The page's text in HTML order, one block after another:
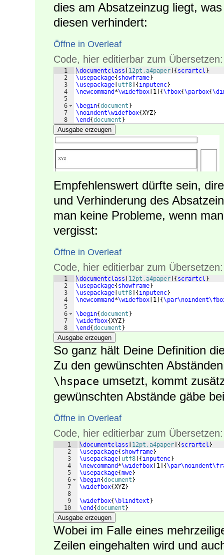
dies am Absatzeinzug liegt,
diesen verhindert:
Öffne in Overleaf
Code, hier editierbar zum Übersetzen:
1
2
3
4
5
6
7
8
\documentclass 12pt,a4paper { scrartcl }
\usepackage{ showframe}
\usepackage utf8 { inputenc}
\newcommand *\widefbox 1 {\fbox{\parbox{
\begin{document }
\noindent\widefbox{XYZ}
\end {document }
Ausgabe erzeugen
Empfehlenswert dürfte sein,
und Verhinderung des
man keine Probleme, wenn
vergisst:
Öffne in Overleaf
Code, hier editierbar zum Übersetzen:
1
2
3
4
5
6
7
8
\documentclass 12pt,a4paper { scrartcl }
\usepackage{ showframe}
\usepackage utf8 { inputenc}
\newcommand *\widefbox 1 {
\begin{document }
\widefbox{XYZ}
\end {document }
Ausgabe erzeugen
So ganz hält Deine Definition
Zu den gewünschten
\hspace umsetzt, kommt
gewünschten Abstände gäbe
Öffne in Overleaf
Code, hier editierbar zum Übersetzen:
1
2
3
4
5
6
7
8
9
10
\documentclass 12pt,a4paper { scrartcl }
\usepackage{ showframe}
\usepackage utf8 { inputenc}
\newcommand *\widefbox 1 {
\usepackage{mwe}
\begin{document }
\widefbox{XYZ}
\widefbox{\blindtext }
\end {document }
Ausgabe erzeugen
Wobei im Falle eines
Zeilen eingehalten wird und